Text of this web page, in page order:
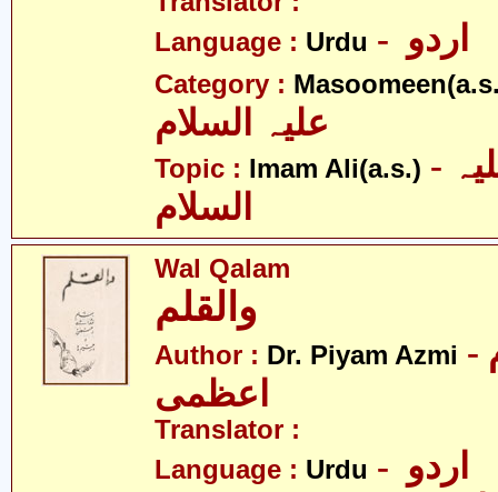
Language : Urdu
Category :
Topic : Imam Ali(a.s.) - امام علی علیہ
السلام
Wal Qalam
Author : Dr. Piyam Azmi - ڈاکٹر پیام
اعظمی
Translator :
Language : Urdu